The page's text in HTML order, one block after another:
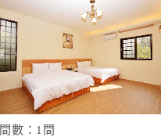
間數：1間